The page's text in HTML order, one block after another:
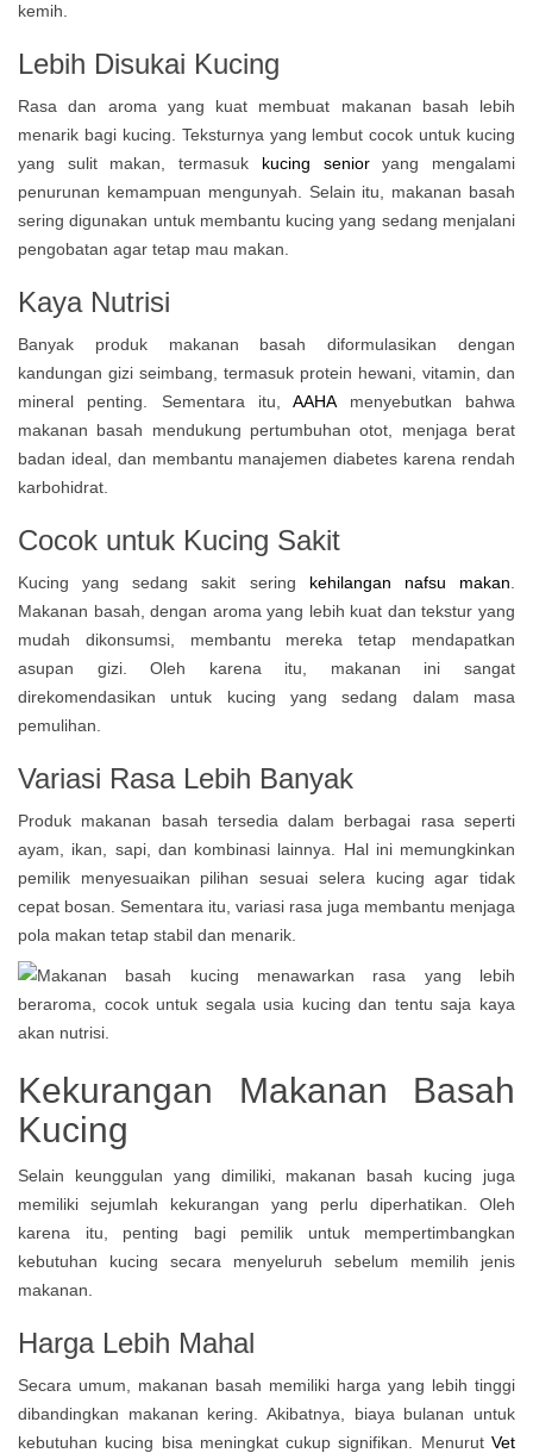
kemih.
Lebih Disukai Kucing
Rasa dan aroma yang kuat membuat makanan basah lebih
menarik bagi kucing. Teksturnya yang lembut cocok untuk kucing
yang sulit makan, termasuk kucing senioryang mengalami
penurunan kemampuan mengunyah. Selain itu, makanan basah
sering digunakan untuk membantu kucing yang sedang menjalani
pengobatan agar tetap mau makan.
Kaya Nutrisi
Banyak produk makanan basah diformulasikan dengan
kandungan gizi seimbang, termasuk protein hewani, vitamin, dan
mineral penting. Sementara itu,
AAHAmenyebutkan bahwa
makanan basah mendukung pertumbuhan otot, menjaga berat
badan ideal, dan membantu manajemen diabetes karena rendah
karbohidrat.
Cocok untuk Kucing Sakit
Kucing yang sedang sakit sering kehilangan nafsu makan
Makanan basah, dengan aroma yang lebih kuat dan tekstur yang
mudah dikonsumsi, membantu mereka tetap mendapatkan
asupan gizi. Oleh karena itu, makanan ini sangat
direkomendasikan untuk kucing yang sedang dalam masa
pemulihan.
Variasi Rasa Lebih Banyak
Produk makanan basah tersedia dalam berbagai rasa seperti
ayam, ikan, sapi, dan kombinasi lainnya. Hal ini memungkinkan
pemilik menyesuaikan pilihan sesuai selera kucing agar tidak
cepat bosan. Sementara itu, variasi rasa juga membantu menjaga
pola makan tetap stabil dan menarik.
Kekurangan Makanan Basah
Kucing
Selain keunggulan yang dimiliki, makanan basah kucing juga
memiliki sejumlah kekurangan yang perlu diperhatikan. Oleh
karena itu, penting bagi pemilik untuk mempertimbangkan
kebutuhan kucing secara menyeluruh sebelum memilih jenis
makanan.
Harga Lebih Mahal
Secara umum, makanan basah memiliki harga yang lebih tinggi
dibandingkan makanan kering. Akibatnya, biaya bulanan untuk
kebutuhan kucing bisa meningkat cukup signifikan. Menurut Vet